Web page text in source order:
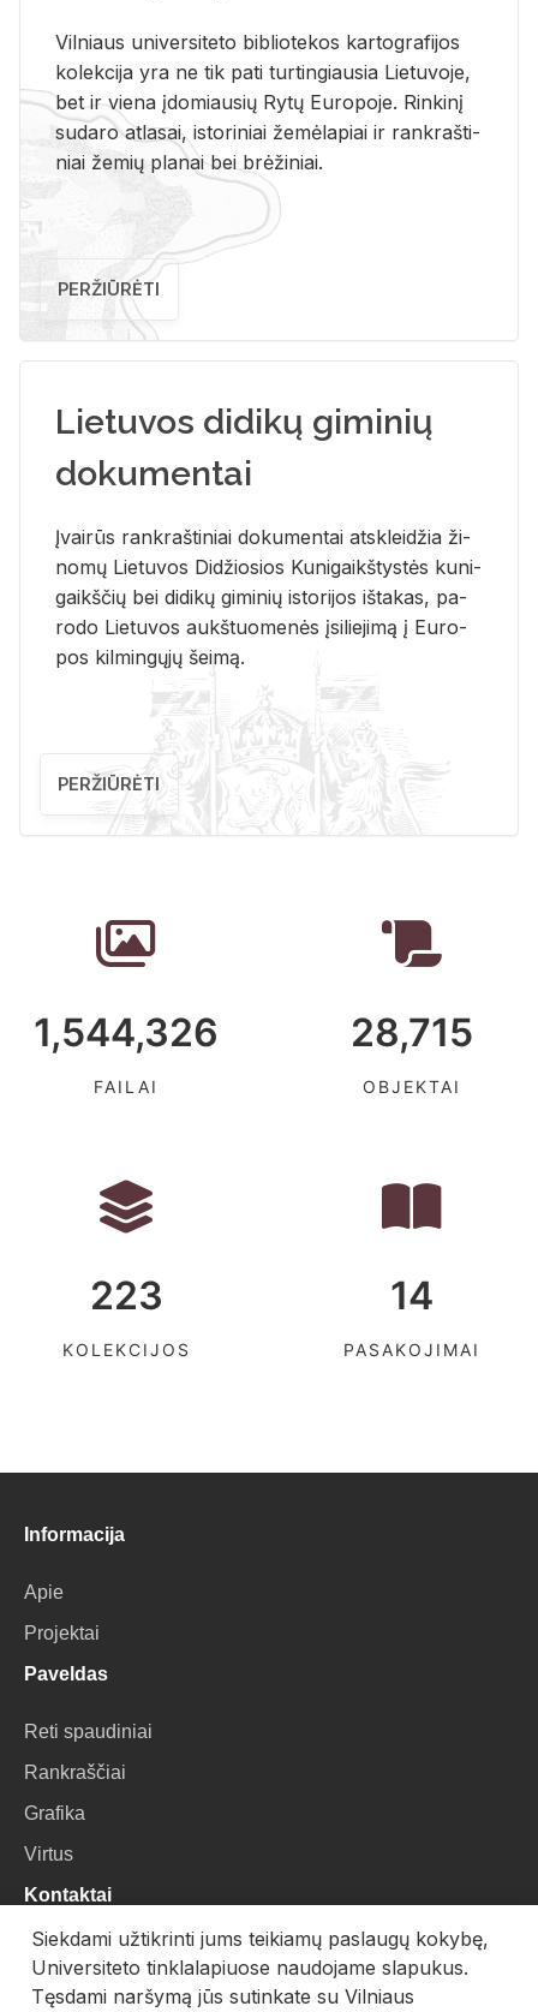
Vil­niaus uni­ver­si­te­to bi­b­lio­te­kos kar­to­gra­fi­jos
ko­lek­ci­ja yra ne tik pati tur­tin­giau­sia Lie­tu­vo­je,
bet ir vie­na įdo­miau­sių Rytų Eu­ro­po­je. Rin­ki­nį
su­da­ro at­la­sai, is­to­ri­niai že­mė­la­piai ir rank­raš­ti­
niai že­mių pla­nai bei brė­ži­niai.
PERŽIŪRĖTI
Lietuvos didikų giminių
dokumentai
Įvai­rūs rank­raš­ti­niai do­ku­men­tai at­sklei­džia ži­
no­mų Lie­tu­vos Di­džio­sios Ku­ni­gaikš­tys­tės ku­ni­
gaikš­čių bei di­di­kų gi­mi­nių is­to­ri­jos iš­ta­kas, pa­
ro­do Lie­tu­vos aukš­tuo­me­nės įsi­lie­ji­mą į Eu­ro­
pos kil­min­gų­jų šei­mą.
PERŽIŪRĖTI
1,544,326
FAILAI
28,715
OBJEKTAI
223
KOLEKCIJOS
14
PASAKOJIMAI
Informacija
Apie
Projektai
Paveldas
Reti spaudiniai
Rankraščiai
Grafika
Virtus
Kontaktai
VU Biblioteka
Universiteto g. 3, LT-01122, Vilnius
Siekdami užtikrinti jums teikiamų paslaugų kokybę,
Universiteto tinklalapiuose naudojame slapukus.
Tęsdami naršymą jūs sutinkate su Vilniaus